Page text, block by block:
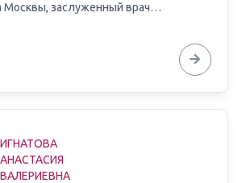
Москвы, заслуженный врач…
ИГНАТОВА
АНАСТАСИЯ
ВАЛЕРИЕВНА